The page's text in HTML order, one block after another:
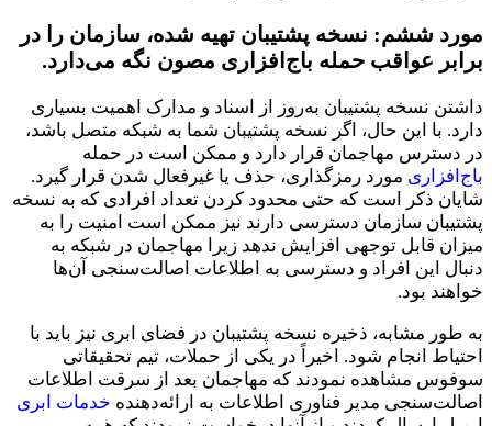
مورد ششم: نسخه پشتیبان تهیه شده، سازمان را در
برابر عواقب حمله باج‌افزاری مصون نگه می‌دارد.
داشتن نسخه پشتیبان به‌روز از اسناد و مدارک اهمیت بسیاری
دارد. با این حال، اگر نسخه پشتیبان‌ شما به شبکه متصل باشد،
در دسترس مهاجمان قرار دارد و ممکن است در حمله
باج‌افزاری مورد رمزگذاری، حذف یا غیرفعال شدن قرار گیرد.
شایان ذکر است که حتی محدود کردن تعداد افرادی که به نسخه
پشتیبان سازمان دسترسی دارند نیز ممکن است امنیت را به
میزان قابل توجهی افزایش ندهد زیرا مهاجمان در شبکه به
دنبال این افراد و دسترسی به اطلاعات اصالت‌سنجی آن‌ها
خواهند بود.
به طور مشابه، ذخیره نسخه پشتیبان در فضای ابری نیز باید با
احتیاط انجام شود. اخیراً در یکی از حملات، تیم تحقیقاتی
سوفوس مشاهده نمودند که مهاجمان بعد از سرقت اطلاعات
اصالت‌سنجی مدیر فناوری اطلاعات به ارائه‌دهنده خدمات ابری